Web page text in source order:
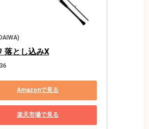
落とし込みX
Amazonで見る
楽天市場で見る